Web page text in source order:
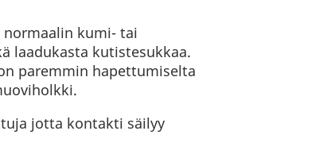
kumi- tai
laadukasta kutistesukkaa.
paremmin hapettumiselta
jotta kontakti säilyy